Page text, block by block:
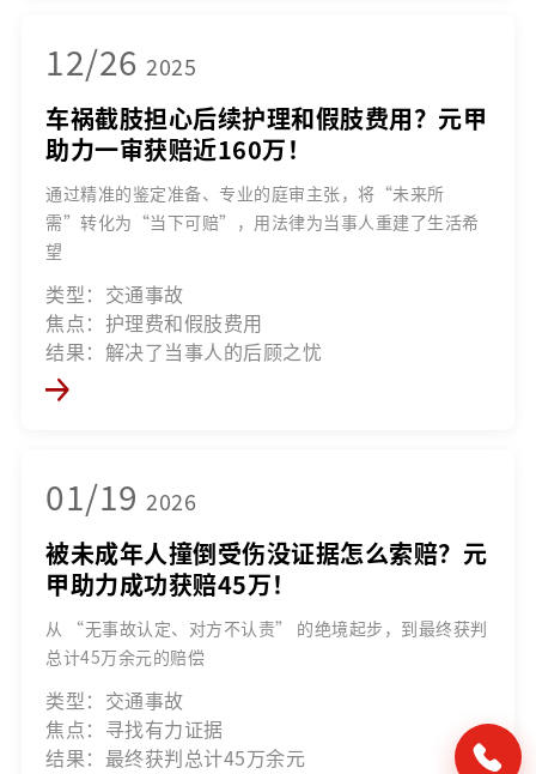
12/26 2025
车祸截肢担心后续护理和假肢费用？元甲
助力一审获赔近160万！
通过精准的鉴定准备、专业的庭审主张，将“未来所
需”转化为“当下可赔”，用法律为当事人重建了生活希
望
类型：交通事故
焦点：护理费和假肢费用
结果：解决了当事人的后顾之忧
01/19 2026
被未成年人撞倒受伤没证据怎么索赔？元
甲助力成功获赔45万！
从 “无事故认定、对方不认责” 的绝境起步，到最终获判
总计45万余元的赔偿
类型：交通事故
焦点：寻找有力证据
结果：最终获判总计45万余元